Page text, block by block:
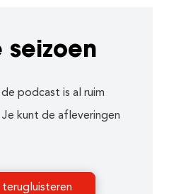
seizoen
podcast is al ruim
kunt de afleveringen